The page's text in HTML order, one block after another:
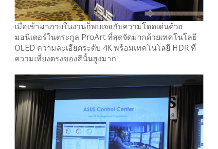
เมื่อเข้ามาภายในงานก็พบเจอกับความโดดเด่นด้วย
มอนิเตอร์ในตระกูล ProArt ที่สุดจัดมากด้วยเทคโนโลยี
OLED ความละเอียดระดับ 4K พร้อมเทคโนโลยี HDR ที่
ความเที่ยงตรงของสีนั้นสูงมาก